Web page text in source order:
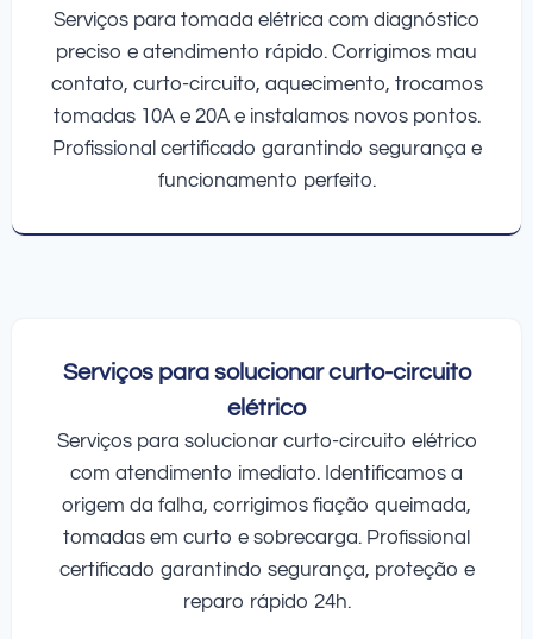
Serviços para tomada elétrica com diagnóstico
preciso e atendimento rápido. Corrigimos mau
contato, curto-circuito, aquecimento, trocamos
tomadas 10A e 20A e instalamos novos pontos.
Profissional certificado garantindo segurança e
funcionamento perfeito.
Serviços para solucionar curto-circuito
elétrico
Serviços para solucionar curto-circuito elétrico
com atendimento imediato. Identificamos a
origem da falha, corrigimos fiação queimada,
tomadas em curto e sobrecarga. Profissional
certificado garantindo segurança, proteção e
reparo rápido 24h.